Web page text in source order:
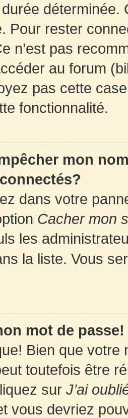
déterminée.
Pour rester
n’est pas
au forum
pas cette
fonctionnalité.
mon
dans votre
Cacher mon
les
la liste. Vous
mot de passe!
Bien que
toutefois être
sur J’ai
vous devriez